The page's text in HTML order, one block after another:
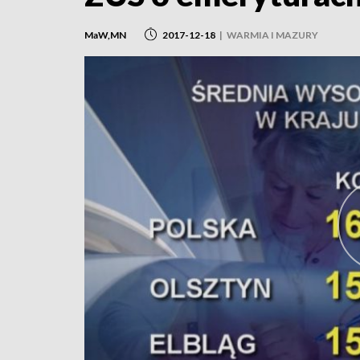
MaW,MN 2017-12-18 | WARMIA I MAZURY